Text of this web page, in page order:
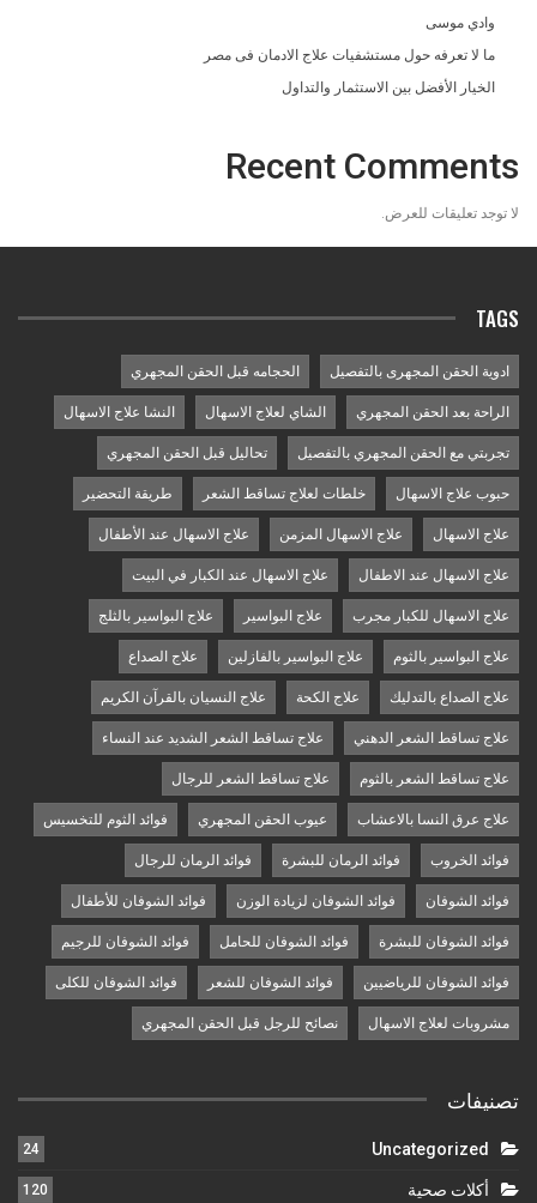
وادي موسى
ما لا تعرفه حول مستشفيات علاج الادمان فى مصر
الخيار الأفضل بين الاستثمار والتداول
Recent Comments
لا توجد تعليقات للعرض.
TAGS
ادوية الحقن المجهرى بالتفصيل الحجامه قبل الحقن المجهري
الراحة بعد الحقن المجهري الشاي لعلاج الاسهال النشا علاج الاسهال
تجربتي مع الحقن المجهري بالتفصيل تحاليل قبل الحقن المجهري
حبوب علاج الاسهال خلطات لعلاج تساقط الشعر طريقة التحضير
علاج الاسهال علاج الاسهال المزمن علاج الاسهال عند الأطفال
علاج الاسهال عند الاطفال علاج الاسهال عند الكبار في البيت
علاج الاسهال للكبار مجرب علاج البواسير علاج البواسير بالثلج
علاج البواسير بالثوم علاج البواسير بالفازلين علاج الصداع
علاج الصداع بالتدليك علاج الكحة علاج النسيان بالقرآن الكريم
علاج تساقط الشعر الدهني علاج تساقط الشعر الشديد عند النساء
علاج تساقط الشعر بالثوم علاج تساقط الشعر للرجال
علاج عرق النسا بالاعشاب عيوب الحقن المجهري فوائد الثوم للتخسيس
فوائد الخروب فوائد الرمان للبشرة فوائد الرمان للرجال
فوائد الشوفان فوائد الشوفان لزيادة الوزن فوائد الشوفان للأطفال
فوائد الشوفان للبشرة فوائد الشوفان للحامل فوائد الشوفان للرجيم
فوائد الشوفان للرياضيين فوائد الشوفان للشعر فوائد الشوفان للكلى
مشروبات لعلاج الاسهال نصائح للرجل قبل الحقن المجهري
تصنيفات
Uncategorized
24
أكلات صحية 120